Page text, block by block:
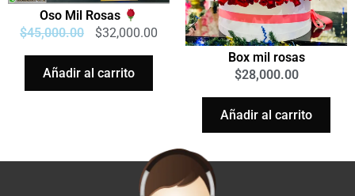
Oso Mil Rosas
$45,000.00 $32,000.00
Añadir al carrito
Box mil rosas
$28,000.00
Añadir al carrito